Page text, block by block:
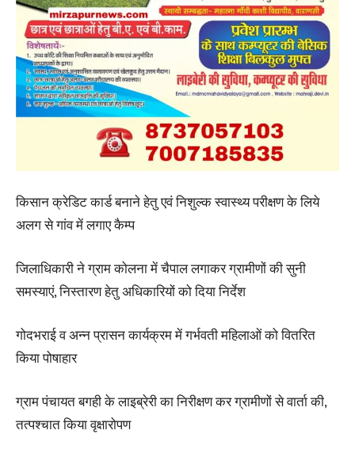
किसान क्रेडिट कार्ड बनाने हेतु एवं निशुल्क स्वास्थ्य परीक्षण के लिये
अलग से गांव में लगाए कैम्प
जिलाधिकारी ने ग्राम कोलना में चैपाल लगाकर ग्रामीणों की सुनी
समस्याएं, निस्तारण हेतु अधिकारियों को दिया निर्देश
गोदभराई व अन्न प्रासन कार्यक्रम में गर्भवती महिलाओं को वितरित
किया पोषाहार
ग्राम पंचायत बगही के लाइब्रेरी का निरीक्षण कर ग्रामीणों से वार्ता की,
तत्पश्चात किया वृक्षारोपण